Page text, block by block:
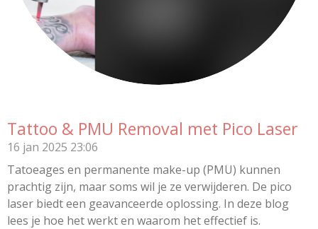
Tattoo & PMU Removal met Pico Laser
16 jan 2025 23:06
Tatoeages en permanente make-up (PMU) kunnen
prachtig zijn, maar soms wil je ze verwijderen. De pico
laser biedt een geavanceerde oplossing. In deze blog
lees je hoe het werkt en waarom het effectief is.